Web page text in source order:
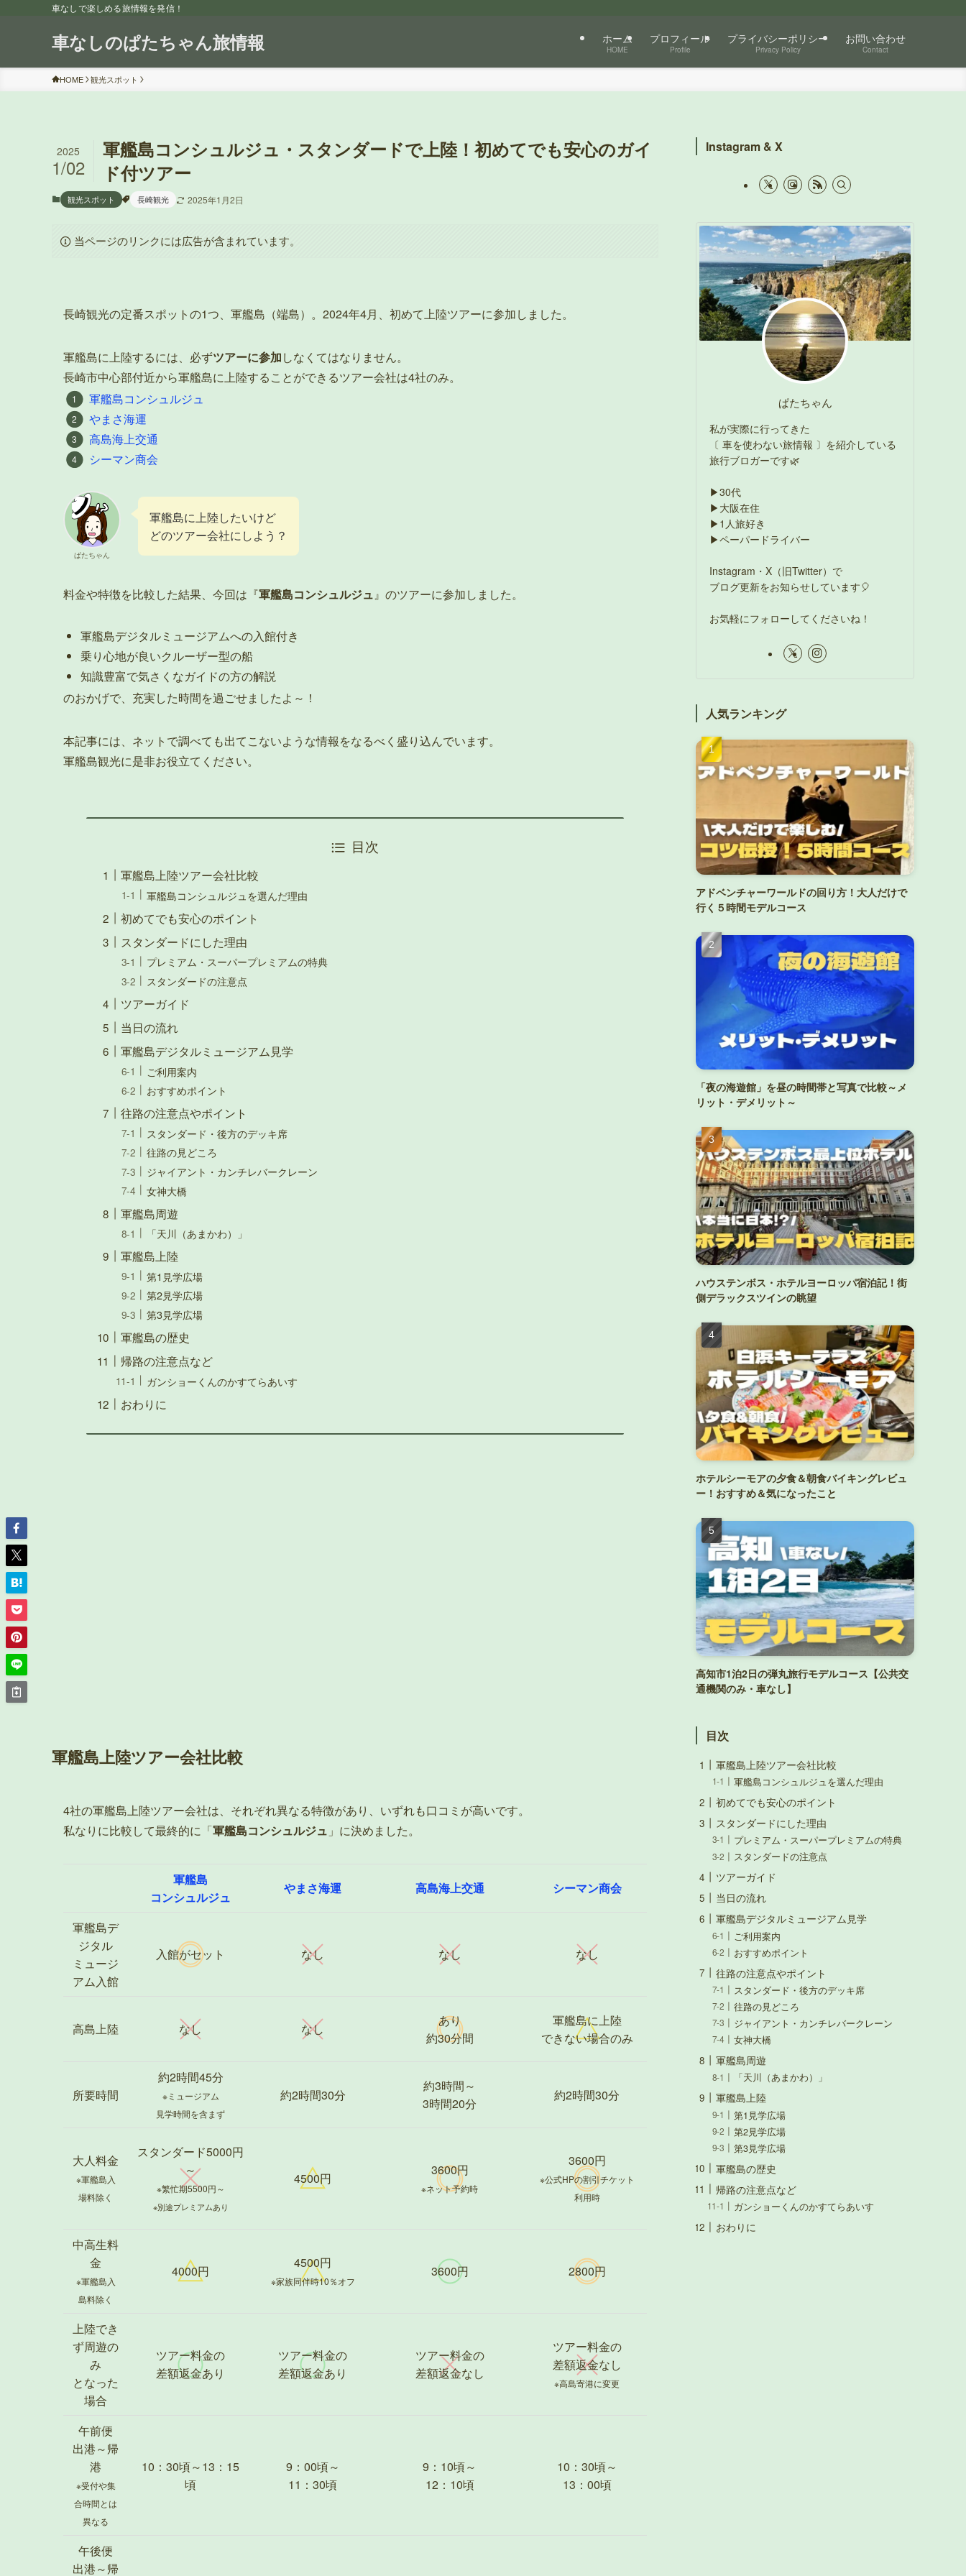
車なしで楽しめる旅情報を発信！
車なしのぱたちゃん旅情報 ホーム
HOME
プロフィール
Profile
プライバシーポリシー
Privacy Policy
お問い合わせ
Contact
HOME 観光スポット
軍艦島コンシュルジュ・スタンダードで上陸！初めてでも安心のガイ
ド付ツアー
2025
1/02
観光スポット 長崎観光 2025年1月2日
当ページのリンクには広告が含まれています。
長崎観光の定番スポットの1つ、軍艦島（端島）。 2024年4月、初めて上陸ツアーに参加しました。
軍艦島に上陸するには、必ずツアーに参加しなくてはなりません。
長崎市中心部付近から軍艦島に上陸することができるツアー会社は4社のみ。
軍艦島コンシュルジュ
やまさ海運
高島海上交通
シーマン商会
ぱたちゃん
軍艦島に上陸したいけど
どのツアー会社にしよう？
料金や特徴を比較した結果、今回は『軍艦島コンシュルジュ』のツアーに参加しました。
軍艦島デジタルミュージアムへの入館付き
乗り心地が良いクルーザー型の船
知識豊富で気さくなガイドの方の解説
のおかげで、充実した時間を過ごせましたよ～！
本記事には、ネットで調べても出てこないような情報をなるべく盛り込んでいます。
軍艦島観光に是非お役立てください。
目次
軍艦島上陸ツアー会社比較
軍艦島コンシュルジュを選んだ理由
初めてでも安心のポイント
スタンダードにした理由
プレミアム・スーパープレミアムの特典
スタンダードの注意点
ツアーガイド
当日の流れ
軍艦島デジタルミュージアム見学
ご利用案内
おすすめポイント
往路の注意点やポイント
スタンダード・後方のデッキ席
往路の見どころ
ジャイアント・カンチレバークレーン
女神大橋
軍艦島周遊
「天川（あまかわ）」
軍艦島上陸
第1見学広場
第2見学広場
第3見学広場
軍艦島の歴史
帰路の注意点など
ガンショーくんのかすてらあいす
おわりに
軍艦島上陸ツアー会社比較
4社の軍艦島上陸ツアー会社は、それぞれ異なる特徴があり、いずれも口コミが高いです。
私なりに比較して最終的に「軍艦島コンシュルジュ 」に決めました。
軍艦島
コンシュルジュ
やまさ海運 高島海上交通 シーマン商会
軍艦島デ
ジタル
ミュージ
アム入館
入館がセット なし なし なし
高島上陸 なし なし
あり
約30分間
軍艦島に上陸
できない場合のみ
所要時間
約2時間45分
※ミュージアム
見学時間を含まず
約2時間30分
約3時間～
3時間20分
約2時間30分
大人料金
※軍艦島入
場料除く
スタンダード5000円
～
※繁忙期5500円～
※別途プレミアムあり
4500円
3600円
※ネット予約時
3600円
※公式HPの割引チケット
利用時
中高生料
金
※軍艦島入
島料除く
4000円
4500円
※家族同伴時10％オフ
3600円 2800円
上陸でき
ず周遊の
み
となった
場合
ツアー料金の
差額返金あり
ツアー料金の
差額返金あり
ツアー料金の
差額返金なし
ツアー料金の
差額返金なし
※高島寄港に変更
午前便
出港～帰
港
※受付や集
合時間とは
異なる
10：30頃～13：15
頃
9：00頃～
11：30頃
9：10頃～
12：10頃
10：30頃～
13：00頃
午後便
出港～帰
Instagram & X
ぱたちゃん
私が実際に行ってきた
〔 車を使わない旅情報 〕を紹介している
旅行ブロガーです🌿
▶30代
▶大阪在住
▶1人旅好き
▶ペーパードライバー
Instagram・X（旧Twitter）で
ブログ更新をお知らせしています🎈
お気軽にフォローしてくださいね！
人気ランキング
アドベンチャーワールドの回り方！大人だけで
行く５時間モデルコース
「夜の海遊館」を昼の時間帯と写真で比較～メ
リット・デメリット～
ハウステンボス・ホテルヨーロッパ宿泊記！街
側デラックスツインの眺望
ホテルシーモアの夕食＆朝食バイキングレビュ
ー！おすすめ＆気になったこと
高知市1泊2日の弾丸旅行モデルコース【公共交
通機関のみ・車なし】
目次
軍艦島上陸ツアー会社比較
軍艦島コンシュルジュを選んだ理由
初めてでも安心のポイント
スタンダードにした理由
プレミアム・スーパープレミアムの特典
スタンダードの注意点
ツアーガイド
当日の流れ
軍艦島デジタルミュージアム見学
ご利用案内
おすすめポイント
往路の注意点やポイント
スタンダード・後方のデッキ席
往路の見どころ
ジャイアント・カンチレバークレーン
女神大橋
軍艦島周遊
「天川（あまかわ）」
軍艦島上陸
第1見学広場
第2見学広場
第3見学広場
軍艦島の歴史
帰路の注意点など
ガンショーくんのかすてらあいす
おわりに